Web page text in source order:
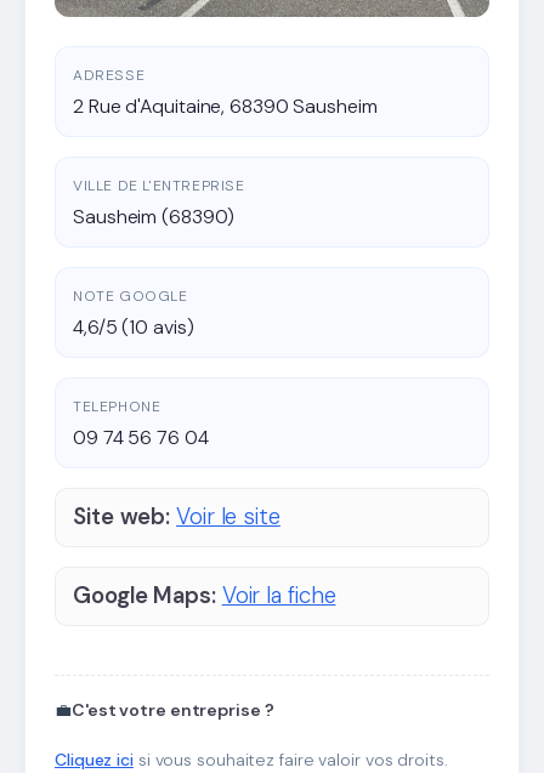
ADRESSE
2 Rue d'Aquitaine, 68390 Sausheim
VILLE DE L'ENTREPRISE
Sausheim (68390)
NOTE GOOGLE
4,6/5 (10 avis)
TELEPHONE
09 74 56 76 04
Site web: Voir le site
Google Maps: Voir la fiche
💼C'est votre entreprise ?
Cliquez icisi vous souhaitez faire valoir vos droits.